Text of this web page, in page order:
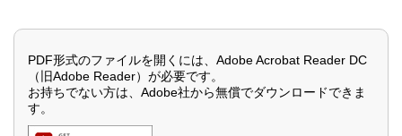
PDF形式のファイルを開くには、Adobe Acrobat Reader DC
（旧Adobe Reader）が必要です。
お持ちでない方は、Adobe社から無償でダウンロードできま
す。